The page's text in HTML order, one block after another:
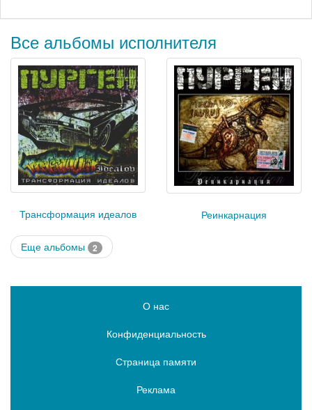
Все альбомы исполнителя
Трансформация идеалов Реинкарнация
Еще альбомы 2
О нас
Конфиденциальность
Страница памяти
Реклама